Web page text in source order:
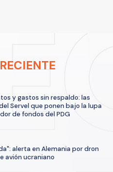
y gastos sin respaldo: las
Servel que ponen bajo la lupa
de fondos del PDG
alerta en Alemania por dron
avión ucraniano